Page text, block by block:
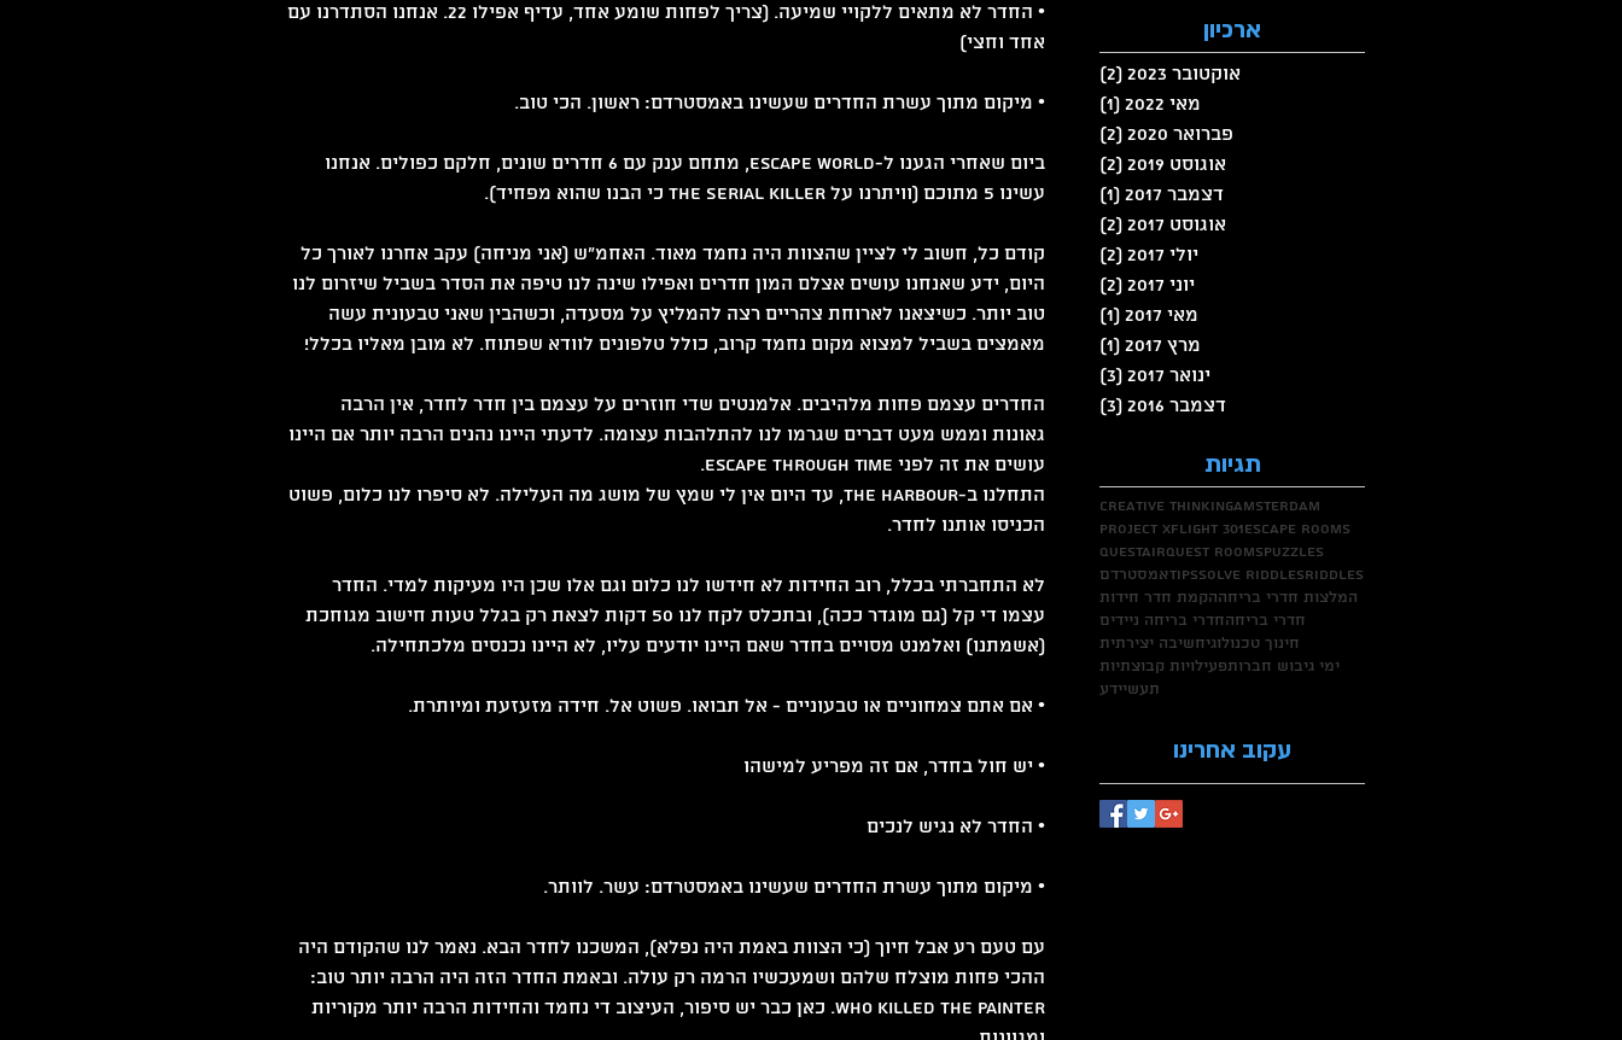
• החדר לא מתאים ללקויי שמיעה. (צריך לפחות שומע אחד, עדיף אפילו 22. אנחנו הסתדרנו עם
אחד וחצי)
• מיקום מתוך עשרת החדרים שעשינו באמסטרדם: ראשון. הכי טוב.
ביום שאחרי הגענו ל-Escape World, מתחם ענק עם 6 חדרים שונים, חלקם כפולים. אנחנו
עשינו 5 מתוכם (וויתרנו על The Serial Killer כי הבנו שהוא מפחיד).
קודם כל, חשוב לי לציין שהצוות היה נחמד מאוד. האחמ"ש (אני מניחה) עקב אחרנו לאורך כל
היום, ידע שאנחנו עושים אצלם המון חדרים ואפילו שינה לנו טיפה את הסדר בשביל שיזרום לנו
טוב יותר. כשיצאנו לארוחת צהריים רצה להמליץ על מסעדה, וכשהבין שאני טבעונית עשה
מאמצים בשביל למצוא מקום נחמד קרוב, כולל טלפונים לוודא שפתוח. לא מובן מאליו בכלל!
החדרים עצמם פחות מלהיבים. אלמנטים שדי חוזרים על עצמם בין חדר לחדר, אין הרבה
גאונות וממש מעט דברים שגרמו לנו להתלהבות עצומה. לדעתי היינו נהנים הרבה יותר אם היינו
עושים את זה לפני Escape Through Time.
התחלנו ב-The Harbour, עד היום אין לי שמץ של מושג מה העלילה. לא סיפרו לנו כלום, פשוט
הכניסו אותנו לחדר.
לא התחברתי בכלל, רוב החידות לא חידשו לנו כלום וגם אלו שכן היו מעיקות למדי. החדר
עצמו די קל (גם מוגדר ככה), ובתכלס לקח לנו 50 דקות לצאת רק בגלל טעות חישוב מגוחכת
(אשמתנו) ואלמנט מסויים בחדר שאם היינו יודעים עליו, לא היינו נכנסים מלכתחילה.
• אם אתם צמחוניים או טבעוניים - אל תבואו. פשוט אל. חידה מזעזעת ומיותרת.
• יש חול בחדר, אם זה מפריע למישהו
• החדר לא נגיש לנכים
• מיקום מתוך עשרת החדרים שעשינו באמסטרדם: עשר. לוותר.
עם טעם רע אבל חיוך (כי הצוות באמת היה נפלא), המשכנו לחדר הבא. נאמר לנו שהקודם היה
ההכי פחות מוצלח שלהם ושמעכשיו הרמה רק עולה. ובאמת החדר הזה היה הרבה יותר טוב:
Who Killed The Painter. כאן כבר יש סיפור, העיצוב די נחמד והחידות הרבה יותר מקוריות
ארכיון
אוקטובר 2023 (2)
מאי 2022
(1)
פברואר 2020
(2)
אוגוסט 2019
(2)
דצמבר 2017
(1)
אוגוסט 2017
(2)
יולי 2017
(2)
יוני 2017
(2)
מאי 2017
(1)
מרץ 2017
(1)
ינואר 2017
(3)
דצמבר 2016
(3)
תגיות
amsterdam
creative thinking
escape rooms
flight 301
project X
puzzles
quest rooms
questair
riddles
solve riddles
tipsאמסטרדם
המלצות חדרי בריחההקמת חדר חידות
חדרי בריחהחדרי בריחה ניידים
חינוך טכנולוגיחשיבה יצירתית
ימי גיבוש חברותפעילויות קבוצתיות
תעשיידע
עקוב אחרינו